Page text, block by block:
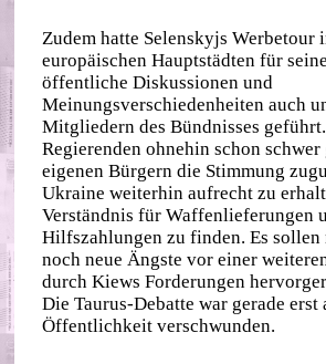
Zudem hatte Selenskyjs Werbetour
europäischen Hauptstädten für
öffentliche Diskussionen und
Meinungsverschiedenheiten auch
Mitgliedern des Bündnisses
Regierenden ohnehin schon schwer
eigenen Bürgern die Stimmung
Ukraine weiterhin aufrecht zu
Verständnis für Waffenlieferungen
Hilfszahlungen zu finden. Es sollen
noch neue Ängste vor einer
durch Kiews Forderungen
Die Taurus-Debatte war gerade erst
Öffentlichkeit verschwunden.